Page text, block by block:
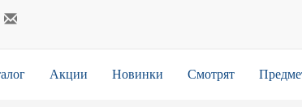
Акции Новинки Смотрят